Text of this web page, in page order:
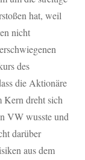
hat, weil
nicht
des
die Aktionäre
Kern dreht sich
VW wusste und
darüber
aus dem